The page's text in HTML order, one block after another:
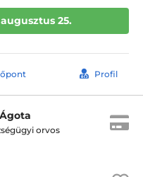
augusztus 25.
Profil
orvos